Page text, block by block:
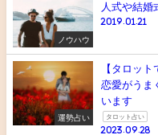
ノウハウ
人式や結婚
2019.01.21
運勢占い
【タロッ
恋愛がうま
います
タロット占い
2023.09.28